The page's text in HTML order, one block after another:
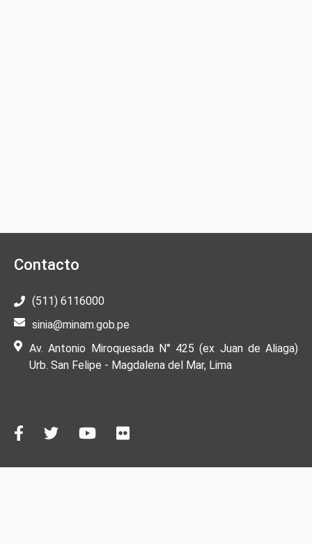
Contacto
(511) 6116000
sinia@minam.gob.pe
Av. Antonio Miroquesada N° 425 (ex Juan de Aliaga)
Urb. San Felipe - Magdalena del Mar, Lima